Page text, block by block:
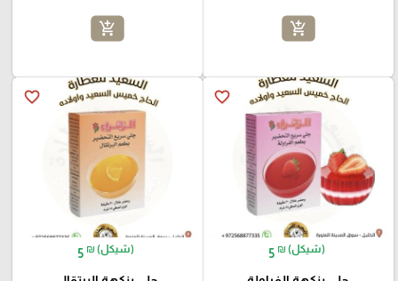
add_shopping_cart
add_shopping_cart
favorite_border
5 ₪ (شيكل)
favorite_border
5 ₪ (شيكل)